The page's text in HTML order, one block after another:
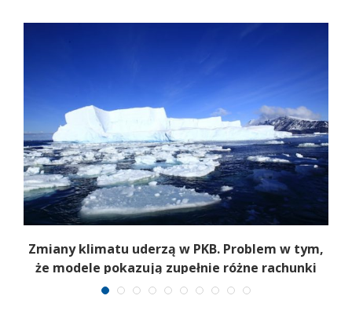
Zmiany klimatu uderzą w PKB. Problem w tym,
że modele pokazują zupełnie różne rachunki